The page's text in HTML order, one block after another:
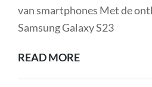
van smartphones Met de
Samsung Galaxy S23
READ MOREONTDEK